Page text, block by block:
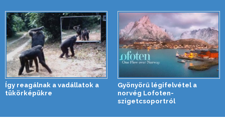
Így reagálnak a vadállatok a
tükörképükre
Gyönyörű légifelvétel a
norvég Lofoten-
szigetcsoportról